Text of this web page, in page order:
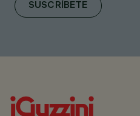
SUSCRÍBETE